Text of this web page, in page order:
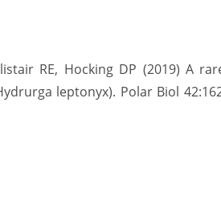
RE, Hocking DP (2019) A
leptonyx). Polar Biol